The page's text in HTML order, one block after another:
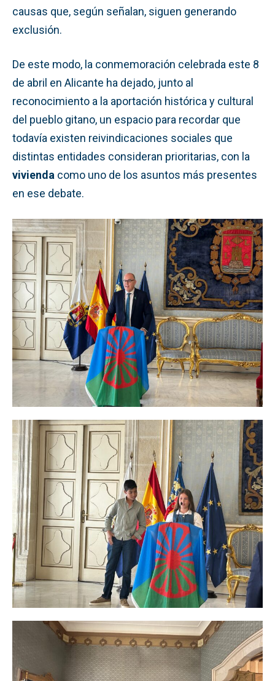
causas que, según señalan, siguen generando
exclusión.
De este modo, la conmemoración celebrada este 8
de abril en Alicante ha dejado, junto al
reconocimiento a la aportación histórica y cultural
del pueblo gitano, un espacio para recordar que
todavía existen reivindicaciones sociales que
distintas entidades consideran prioritarias, con la
vivienda como uno de los asuntos más presentes
en ese debate.